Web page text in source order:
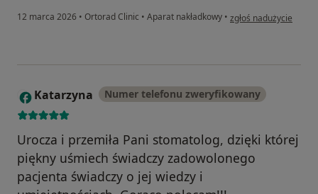
12 marca 2026 • Ortorad Clinic • Aparat nakładkowy • w opinii użytkownika
zgłoś nadużycie
K Katarzyna Numer telefonu zweryfikowany
Urocza i przemiła Pani stomatolog, dzięki której
piękny uśmiech świadczy zadowolonego
pacjenta świadczy o jej wiedzy i